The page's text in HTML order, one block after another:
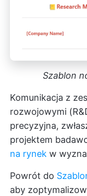
Szablon
Komunikacja z
rozwojowymi
precyzyjna,
projektem
na rynek w
Powrót do
aby